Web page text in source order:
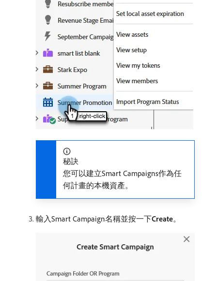
秘訣
您可以建立Smart Campaigns作為任
何計畫的本機資產。
輸入Smart Campaign名稱並按一下​Create。